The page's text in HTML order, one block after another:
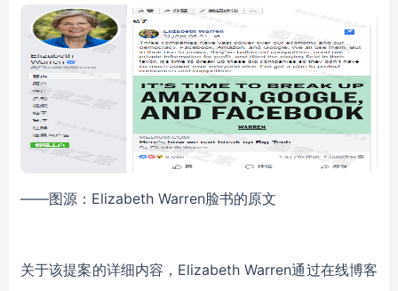
——图源：Elizabeth Warren脸书的原文
关于该提案的详细内容，Elizabeth Warren通过在线博客